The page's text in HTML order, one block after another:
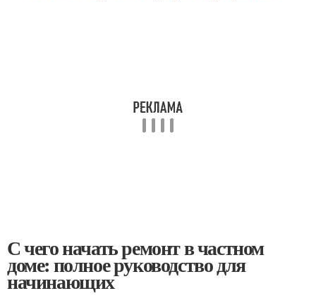
С чего начать ремонт в частном
доме: полное руководство для
начинающих